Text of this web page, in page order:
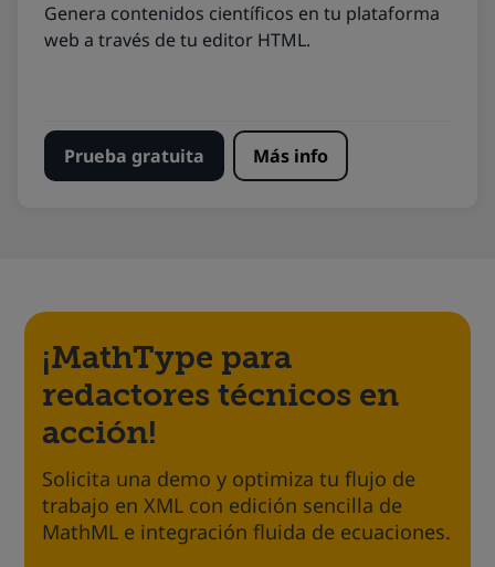
Genera contenidos científicos en tu plataforma
web a través de tu editor HTML.
Prueba gratuita Más info
¡MathType para
redactores técnicos en
acción!
Solicita una demo y optimiza tu flujo de
trabajo en XML con edición sencilla de
MathML e integración fluida de ecuaciones.